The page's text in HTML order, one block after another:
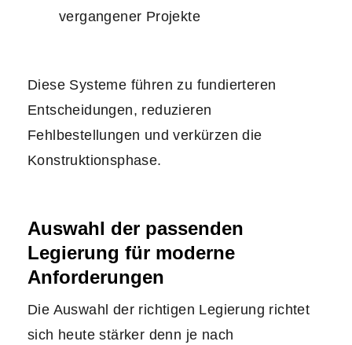
vergangener Projekte
Diese Systeme führen zu fundierteren
Entscheidungen, reduzieren
Fehlbestellungen und verkürzen die
Konstruktionsphase.
Auswahl der passenden
Legierung für moderne
Anforderungen
Die Auswahl der richtigen Legierung richtet
sich heute stärker denn je nach